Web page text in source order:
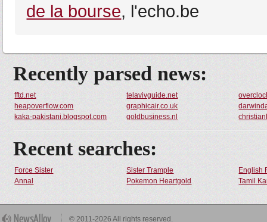
de la bourse, l'echo.be
Recently parsed news:
fftd.net telavivguide.net
heapoverflow.com
graphicair.co.uk
kaka-pakistani.blogspot.com
goldbusiness.nl
Recent searches:
Force Sister Sister Trample
English
Annal
Pokemon Heartgold Tamil
© 2011-2026 All rights reserved.